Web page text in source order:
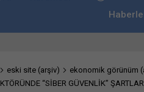
eski site (arşiv)
ekonomik görünüm
“SİBER GÜVENLİK”